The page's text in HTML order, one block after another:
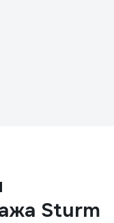
Sturm